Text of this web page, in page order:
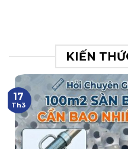
KIẾN
17
Th3